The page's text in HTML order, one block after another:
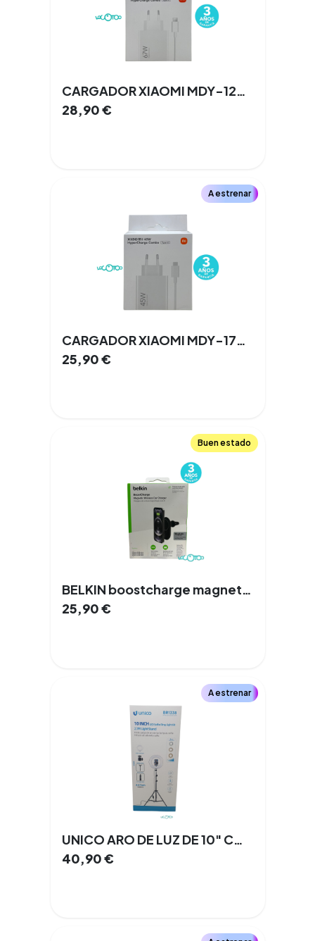
CARGADOR XIAOMI MDY-12-EH 67W
28,90€
A estrenar
CARGADOR XIAOMI MDY-17-EF 45W
25,90€
Buen estado
BELKIN boostcharge magnetic wireless car charger
25,90€
A estrenar
UNICO ARO DE LUZ DE 10" CON TRIPODE DE 2,1 M
40,90€